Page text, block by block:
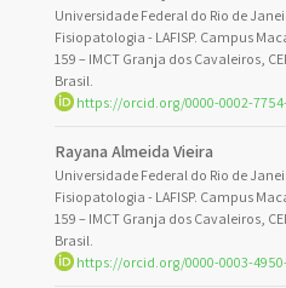
Universidade Federal do Rio de
Fisiopatologia - LAFISP. Campus
159 – IMCT Granja dos Cavaleiros,
Brasil.
https://orcid.org/0000-0002-
Rayana Almeida Vieira
Universidade Federal do Rio de
Fisiopatologia - LAFISP. Campus
159 – IMCT Granja dos Cavaleiros,
Brasil.
https://orcid.org/0000-0003-